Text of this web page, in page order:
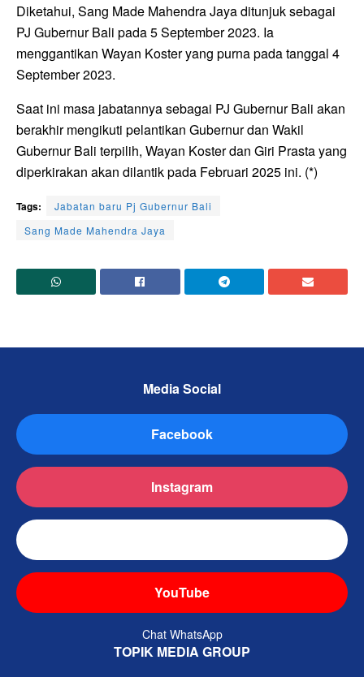
Diketahui, Sang Made Mahendra Jaya ditunjuk sebagai
PJ Gubernur Bali pada 5 September 2023. Ia
menggantikan Wayan Koster yang purna pada tanggal 4
September 2023.
Saat ini masa jabatannya sebagai PJ Gubernur Bali akan
berakhir mengikuti pelantikan Gubernur dan Wakil
Gubernur Bali terpilih, Wayan Koster dan Giri Prasta yang
diperkirakan akan dilantik pada Februari 2025 ini. (*)
Tags:
Jabatan baru Pj Gubernur Bali
Sang Made Mahendra Jaya
Media Social
Facebook
Instagram
YouTube
Chat WhatsApp
TOPIK MEDIA GROUP